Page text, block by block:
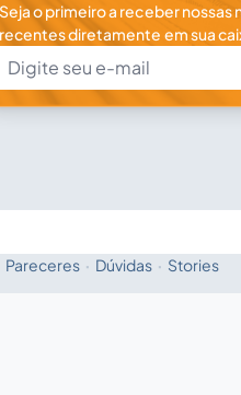
Seja o primeiro a receber nossas
recentes diretamente em sua
Pareceres · Dúvidas · Stories